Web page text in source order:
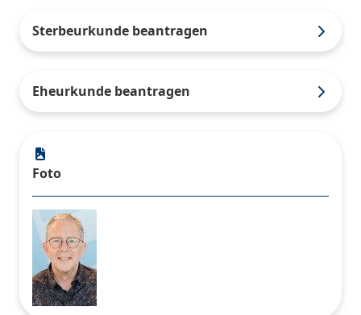
Sterbeurkunde beantragen
Eheurkunde beantragen
Foto